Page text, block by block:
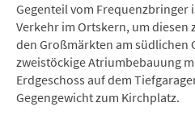
Gegenteil vom Frequenzbringer
Verkehr im Ortskern, um diesen
den Großmärkten am südlichen
zweistöckige Atriumbebauung
Erdgeschoss auf dem
Gegengewicht zum Kirchplatz.